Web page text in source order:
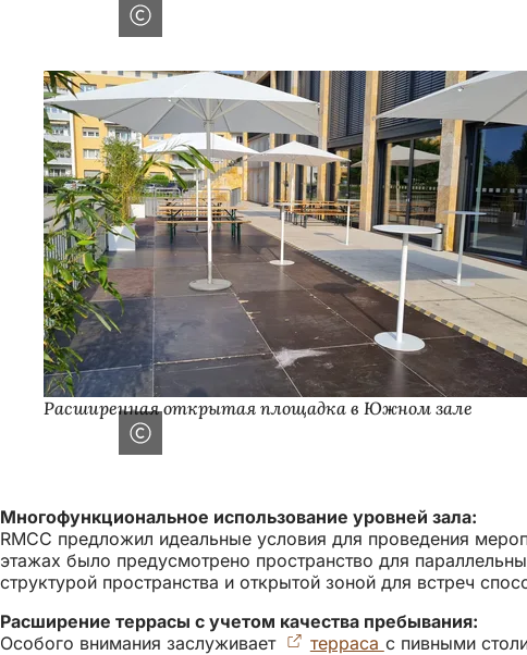
Расширенная открытая площадка в Южном зале
Многофункциональное использование уровней зала:
RMCC предложил идеальные условия для проведения
этажах было предусмотрено пространство для
структурой пространства и открытой зоной для встреч
Расширение террасы с учетом качества пребывания:
Особого внимания заслуживает
терраса (Открывается
с пивными